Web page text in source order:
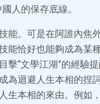
人的保存底線。
能。可是在阿誰內焦
能恰好也能夠成為某
擊“文學江湖”的經驗
為迴避人生本相的捏
生本相的來由。例如